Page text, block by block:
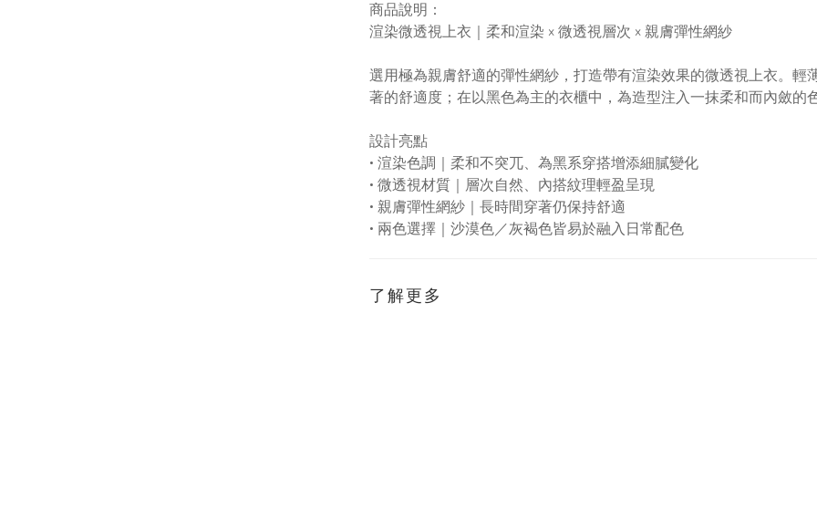
商品說明：
渲染微透視上衣｜柔和渲染 × 微透視層次 × 親膚彈性網紗
選用極為親膚舒適的彈性網紗，打造帶有渲染效果的微透視上衣。輕
著的舒適度；在以黑色為主的衣櫃中，為造型注入一抹柔和而內斂的
設計亮點
• 渲染色調｜柔和不突兀、為黑系穿搭增添細膩變化
• 微透視材質｜層次自然、內搭紋理輕盈呈現
• 親膚彈性網紗｜長時間穿著仍保持舒適
• 兩色選擇｜沙漠色／灰褐色皆易於融入日常配色
了解更多